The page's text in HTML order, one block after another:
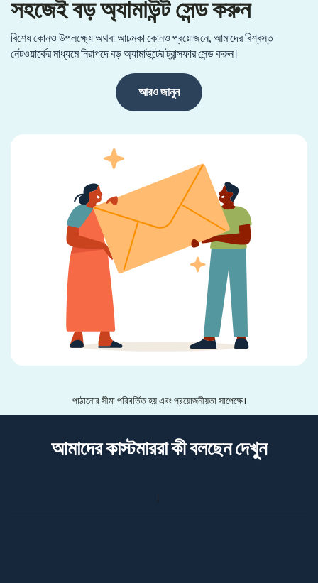
সহজেই বড় অ্যামাউন্ট সেন্ড করুন
বিশেষ কোনও উপলক্ষ্যে অথবা আচমকা কোনও প্রয়োজনে, আমাদের বিশ্বস্ত
নেটওয়ার্কের মাধ্যমে নিরাপদে বড় অ্যামাউন্টের ট্রান্সফার সেন্ড করুন।
আরও জানুন
পাঠানোর সীমা পরিবর্তিত হয় এবং প্রয়োজনীয়তা সাপেক্ষে।
আমাদের কাস্টমাররা কী বলছেন দেখুন